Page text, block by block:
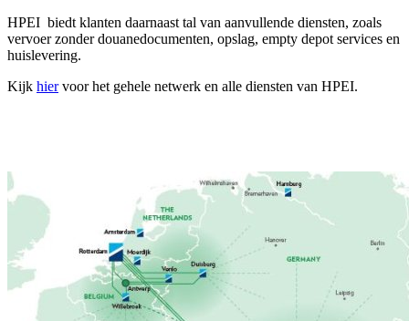
HPEI biedt klanten daarnaast tal van aanvullende diensten, zoals
vervoer zonder douanedocumenten, opslag, empty depot services en
huislevering.
Kijk hiervoor het gehele netwerk en alle diensten van HPEI.